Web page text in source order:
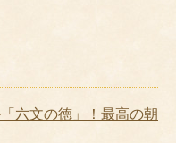
六文の徳」！最高の朝